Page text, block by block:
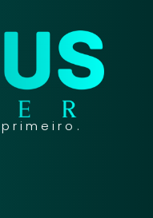
primeiro.